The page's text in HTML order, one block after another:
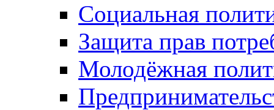
Социальная
Защита прав
Молодёжная